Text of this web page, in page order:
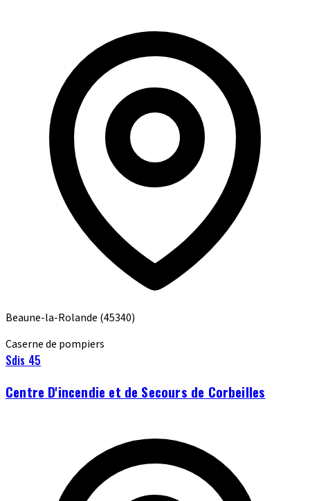
Beaune-la-Rolande (45340)
Caserne de pompiers
Sdis 45
Centre D'incendie et de Secours de Corbeilles